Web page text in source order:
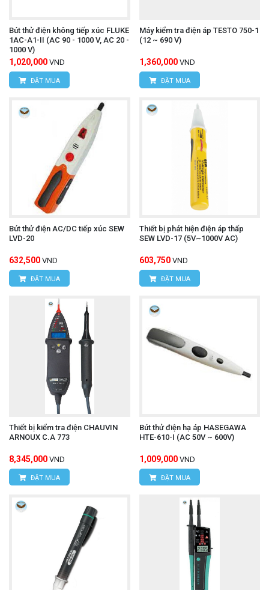
Bút thử điện không tiếp xúc FLUKE
1AC-A1-II (AC 90 - 1000 V, AC 20 -
1000 V)
1,020,000 VND
ĐẶT MUA
Máy kiểm tra điện áp TESTO 750-1
(12 ~ 690 V)
1,360,000 VND
ĐẶT MUA
Bút thử điện AC/DC tiếp xúc SEW
LVD-20
632,500 VND
ĐẶT MUA
Thiết bị phát hiện điện áp thấp
SEW LVD-17 (5V~1000V AC)
603,750 VND
ĐẶT MUA
Thiết bị kiểm tra điện CHAUVIN
ARNOUX C.A 773
8,345,000 VND
ĐẶT MUA
Bút thử điện hạ áp HASEGAWA
HTE-610-I (AC 50V ~ 600V)
1,009,000 VND
ĐẶT MUA